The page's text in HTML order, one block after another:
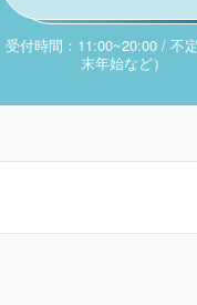
受付時間：11:00~20:00 / 不
末年始など）